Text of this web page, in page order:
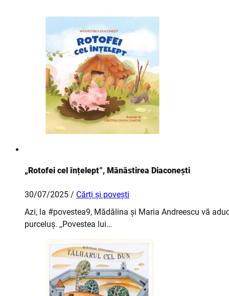
„Rotofei cel înțelept”, Mănăstirea Diaconești
30/07/2025 / Cărți și povești
Azi, la #povestea9, Mădălina și Maria Andreescu vă
purceluș. ,,Povestea lui…